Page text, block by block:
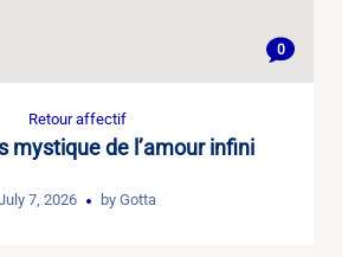
0
Retour affectif
mystique de l’amour infini
7, 2026 by Gotta